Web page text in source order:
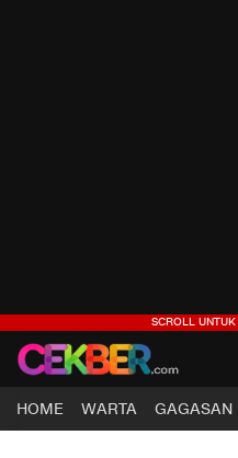
CEKBER
Berita Jelas, Analisis Cerdas
HOME WARTA GAGASAN